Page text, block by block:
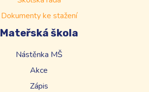
Dokumenty ke stažení
Mateřská škola
Nástěnka MŠ
Akce
Zápis